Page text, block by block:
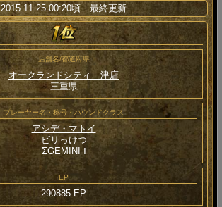
2015.11.25 00:20頃 最終更新
店舗名/都道府県
オークランドシティ 津店
三重県
プレーヤー名・称号・ハウンドクラス
アシデ・マトイ
ビリっけつ
ΣGEMINI Ⅰ
EP
290885 EP